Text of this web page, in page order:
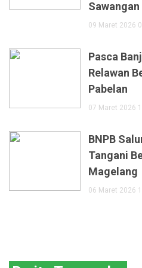
Sawangan
09 Maret 2026
Pasca
Relawan
Pabelan
07 Maret 2026
BNPB
Tangani
Magelang
06 Maret 2026